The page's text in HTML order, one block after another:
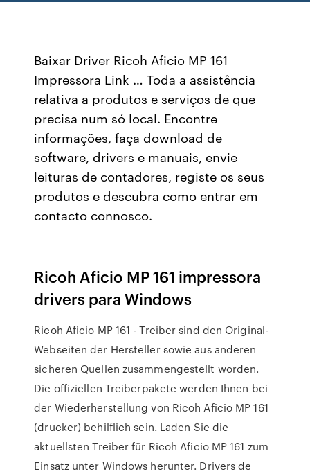
Baixar Driver Ricoh Aficio MP 161
Impressora Link … Toda a assistência
relativa a produtos e serviços de que
precisa num só local. Encontre
informações, faça download de
software, drivers e manuais, envie
leituras de contadores, registe os seus
produtos e descubra como entrar em
contacto connosco.
Ricoh Aficio MP 161 impressora
drivers para Windows
Ricoh Aficio MP 161 - Treiber sind den Original-
Webseiten der Hersteller sowie aus anderen
sicheren Quellen zusammengestellt worden.
Die offiziellen Treiberpakete werden Ihnen bei
der Wiederherstellung von Ricoh Aficio MP 161
(drucker) behilflich sein. Laden Sie die
aktuellsten Treiber für Ricoh Aficio MP 161 zum
Einsatz unter Windows herunter. Drivers de